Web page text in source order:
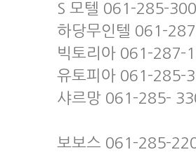
S 모텔 061-285-
하당무인텔 061-
빅토리아 061-287-
유토피아 061-285-
샤르망 061-285-
보보스 061-285-